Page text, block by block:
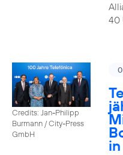
40
Credits: Jan-Philipp
Burmann / City-Press
GmbH